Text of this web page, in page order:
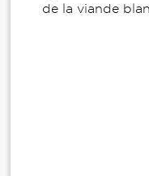
de la viande